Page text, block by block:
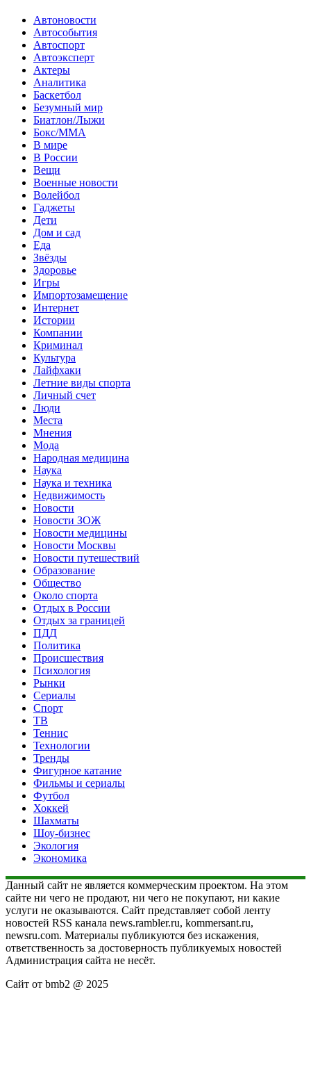
Автоновости
Автособытия
Автоспорт
Автоэксперт
Актеры
Аналитика
Баскетбол
Безумный мир
Биатлон/Лыжи
Бокс/MMA
В мире
В России
Вещи
Военные новости
Волейбол
Гаджеты
Дети
Дом и сад
Еда
Звёзды
Здоровье
Игры
Импортозамещение
Интернет
Истории
Компании
Криминал
Культура
Лайфхаки
Летние виды спорта
Личный счет
Люди
Места
Мнения
Мода
Народная медицина
Наука
Наука и техника
Недвижимость
Новости
Новости ЗОЖ
Новости медицины
Новости Москвы
Новости путешествий
Образование
Общество
Около спорта
Отдых в России
Отдых за границей
ПДД
Политика
Происшествия
Психология
Рынки
Сериалы
Спорт
ТВ
Теннис
Технологии
Тренды
Фигурное катание
Фильмы и сериалы
Футбол
Хоккей
Шахматы
Шоу-бизнес
Экология
Экономика
Данный сайт не является коммерческим проектом. На этом
сайте ни чего не продают, ни чего не покупают, ни какие
услуги не оказываются. Сайт представляет собой ленту
новостей RSS канала news.rambler.ru, kommersant.ru,
newsru.com. Материалы публикуются без искажения,
ответственность за достоверность публикуемых новостей
Администрация сайта не несёт.
Сайт от bmb2 @ 2025